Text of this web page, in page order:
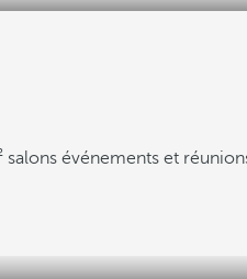
salons événements et